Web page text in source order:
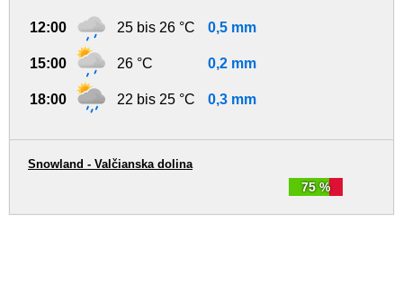
12:00 25 bis 26 °C 0,5 mm
15:00 26 °C 0,2 mm
18:00 22 bis 25 °C 0,3 mm
75 %
Snowland - Valčianska dolina